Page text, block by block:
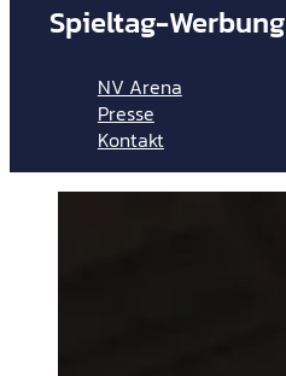
Spieltag-Werbung
NV Arena
Presse
Kontakt